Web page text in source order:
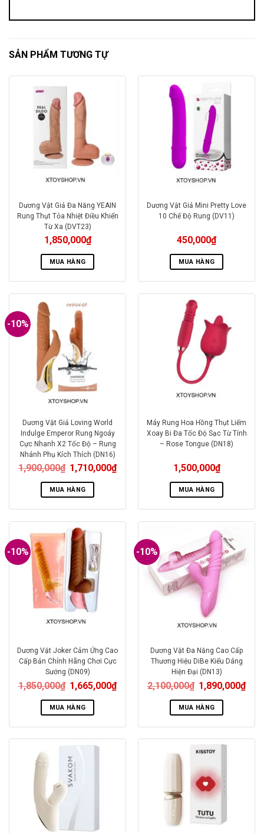
SẢN PHẨM TƯƠNG TỰ
Dương Vật Giả Đa Năng YEAIN
Rung Thụt Tỏa Nhiệt Điều Khiển
Từ Xa (DVT23)
1,850,000₫
MUA HÀNG
Dương Vật Giả Mini Pretty Love
10 Chế Độ Rung (DV11)
450,000₫
MUA HÀNG
-10%
Dương Vật Giả Loving World
Indulge Emperor Rung Ngoáy
Cực Nhanh X2 Tốc Độ – Rung
Nhánh Phụ Kích Thích (DN16)
1,900,000₫ 1,710,000₫
MUA HÀNG
Máy Rung Hoa Hồng Thụt Liếm
Xoay Bi Đa Tốc Độ Sạc Từ Tính
– Rose Tongue (DN18)
1,500,000₫
MUA HÀNG
-10%
Dương Vật Joker Cảm Ứng Cao
Cấp Bản Chính Hãng Chơi Cực
Sướng (DN09)
1,850,000₫ 1,665,000₫
MUA HÀNG
-10%
Dương Vật Đa Năng Cao Cấp
Thương Hiệu DiBe Kiểu Dáng
Hiện Đại (DN13)
2,100,000₫ 1,890,000₫
MUA HÀNG